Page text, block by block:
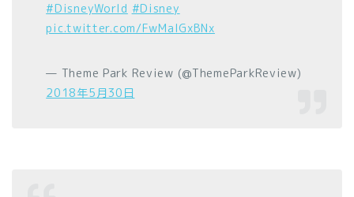
#DisneyWorld #Disney
pic.twitter.com/FwMaIGxBNx
— Theme Park Review (@ThemeParkReview)
2018年5月30日